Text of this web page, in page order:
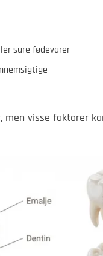
sure fødevarer
visse faktorer